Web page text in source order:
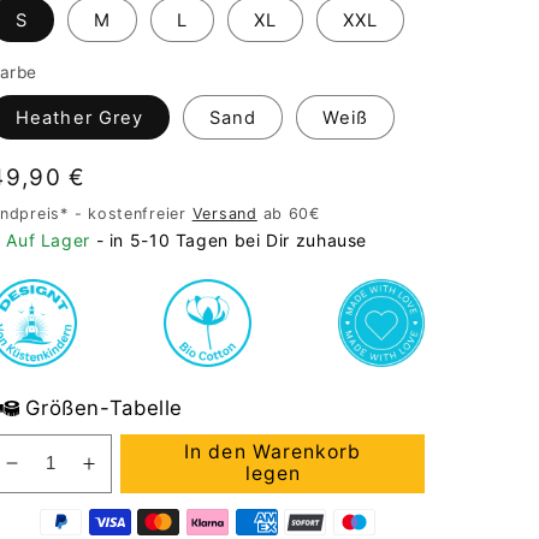
S M L XL XXL
Heather Grey Sand Weiß
€
- kostenfreier Versand ab 60€
Auf Lager - in 5-10 Tagen bei Dir zuhause
Größen-Tabelle
Verringere
die
Menge
Erhöhe
die
Menge
In den Warenkorb
legen